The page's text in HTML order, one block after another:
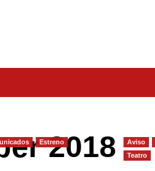
2018
Estreno
Aviso
Teatro